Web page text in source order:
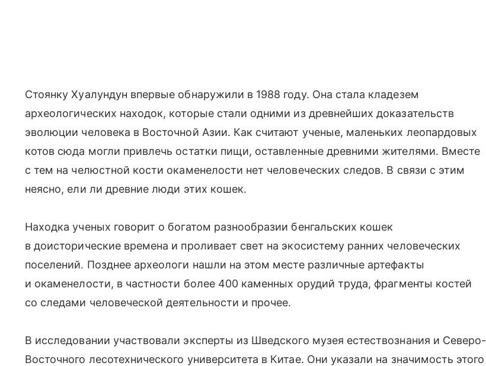
Стоянку Хуалундун впервые обнаружили в 1988 году. Она стала кладезем
археологических находок, которые стали одними из древнейших доказательств
эволюции человека в Восточной Азии. Как считают ученые, маленьких леопардовых
котов сюда могли привлечь остатки пищи, оставленные древними жителями. Вместе
с тем на челюстной кости окаменелости нет человеческих следов. В связи с этим
неясно, ели ли древние люди этих кошек.
Находка ученых говорит о богатом разнообразии бенгальских кошек
в доисторические времена и проливает свет на экосистему ранних человеческих
поселений. Позднее археологи нашли на этом месте различные артефакты
и окаменелости, в частности более 400 каменных орудий труда, фрагменты костей
со следами человеческой деятельности и прочее.
В исследовании участвовали эксперты из Шведского музея естествознания и Северо-
Восточного лесотехнического университета в Китае. Они указали на значимость этого